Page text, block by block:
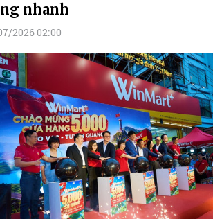
nhanh
2026 02:00